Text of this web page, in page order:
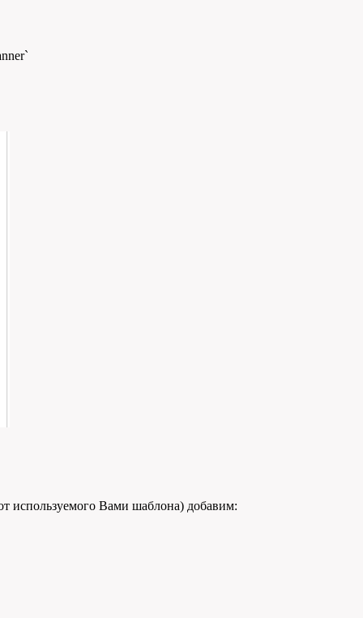
используемого Вами шаблона) добавим: